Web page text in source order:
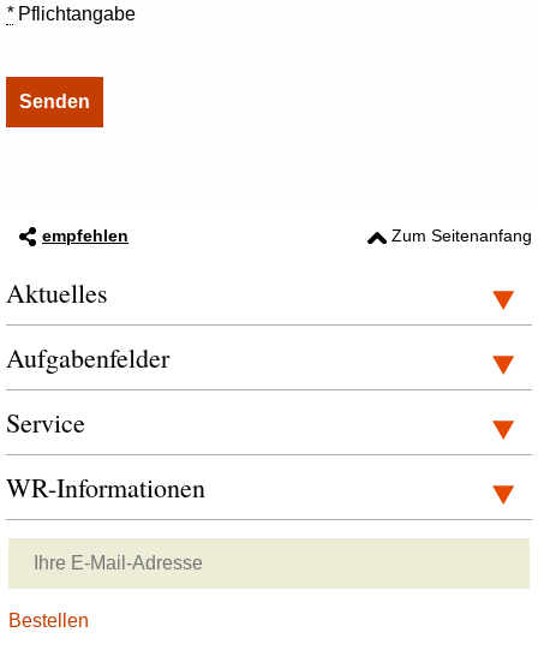
*Pflichtangabe
empfehlen Zum Seitenanfang
Aktuelles
Aufgabenfelder
Service
WR-Informationen